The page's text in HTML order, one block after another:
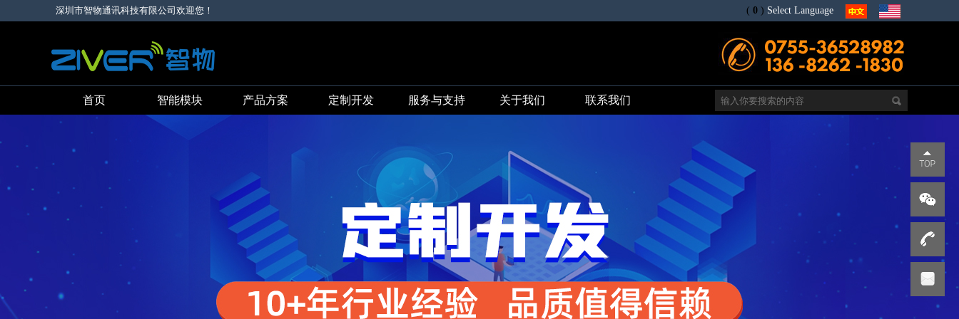
深圳市智物通讯科技有限公司欢迎您！ ( 0 ) Select Language
首页 智能模块 产品方案 定制开发 服务与支持 关于我们 联系我们